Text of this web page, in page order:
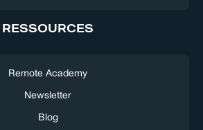
RESSOURCES
Remote Academy
Newsletter
Blog